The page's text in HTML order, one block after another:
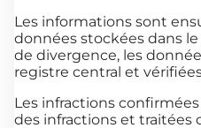
Les informations sont
données stockées dans
de divergence, les
registre central et
Les infractions
des infractions et traitées